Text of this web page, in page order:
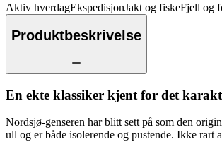
Aktiv hverdagEkspedisjonJakt og fiskeFjell og
Produktbeskrivelse
En ekte klassiker kjent for det
Nordsjø-genseren har blitt sett på som den
ull og er både isolerende og pustende. Ikke rart